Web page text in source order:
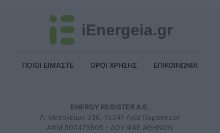
iEnergeia.gr
ΠΟΙΟΙ ΕΙΜΑΣΤΕ ΟΡΟΙ ΧΡΗΣΗΣ ΕΠΙΚΟΙΝΩΝΙΑ
ENERGY REGISTER Α.Ε.
Λ. Μεσογείων 336, 15341 Αγία Παρασκευή
ΑΦΜ 800479805 - ΔΟΥ ΦΑΕ ΑΘΗΝΩΝ